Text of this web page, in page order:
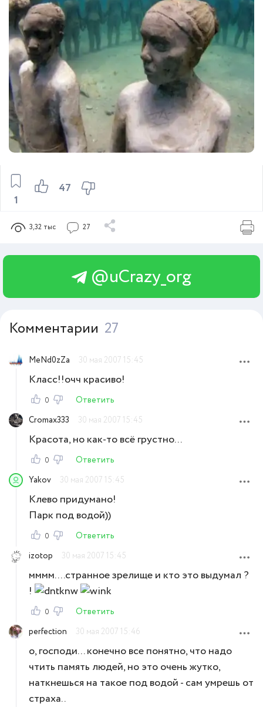
47
1
3,32 тыс 27
@uCrazy_org
Комментарии 27
MeNd0zZa 30 мая 2007 15:45
Класс!!очч красиво!
0
Ответить
Cromax333
30 мая 2007 15:45
Красота, но как-то всё грустно...
0
Ответить
Yakov
30 мая 2007 15:45
Клево придумано!
Парк под водой))
0
Ответить
izotop
30 мая 2007 15:45
мммм....странное зрелище и кто это выдумал ?
!
0
Ответить
perfection
30 мая 2007 15:46
о, господи... конечно все понятно, что надо
чтить память людей, но это очень жутко,
наткнешься на такое под водой - сам умрешь от
страха..